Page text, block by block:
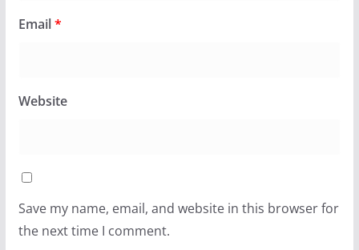
Email*
Website
Save my name, email, and website in this browser for
the next time I comment.